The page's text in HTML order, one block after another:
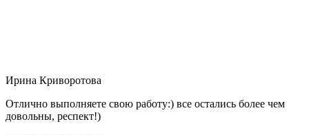
Ирина Криворотова
Отлично выполняете свою работу:) все остались более чем
довольны, респект!)